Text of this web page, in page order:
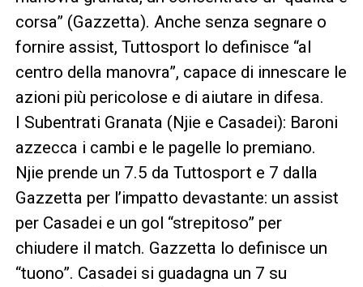
corsa” (Gazzetta). Anche senza segnare o
fornire assist, Tuttosport lo definisce “al
centro della manovra”, capace di innescare le
azioni più pericolose e di aiutare in difesa.
I Subentrati Granata (Njie e Casadei): Baroni
azzecca i cambi e le pagelle lo premiano.
Njie prende un 7.5 da Tuttosport e 7 dalla
Gazzetta per l’impatto devastante: un assist
per Casadei e un gol “strepitoso” per
chiudere il match. Gazzetta lo definisce un
“tuono”. Casadei si guadagna un 7 su